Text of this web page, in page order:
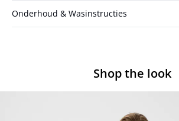
Onderhoud & Wasinstructies
Shop the look